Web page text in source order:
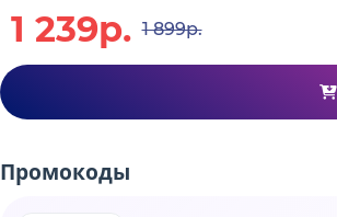
1 239р. 1 899р.
Промокоды